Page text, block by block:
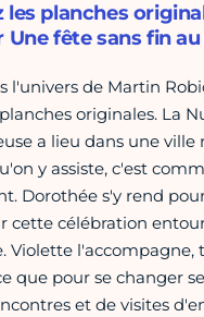
les planches
fête sans fin au
l'univers de Martin
originales. La
a lieu dans une ville
y assiste, c'est
Dorothée s'y rend
cette célébration
Violette l'accompagne,
que pour se changer
et de visites